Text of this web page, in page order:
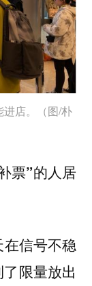
店。（图/朴
票”的人居
信号不稳
限量放出